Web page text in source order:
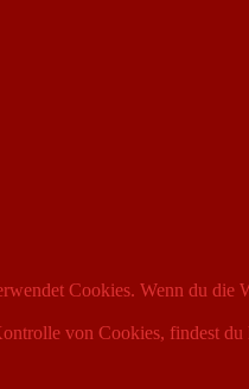
Cookies. Wenn du
von Cookies, findest du